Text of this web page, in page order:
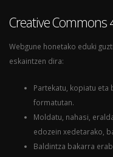
Creative Commons
Webgune honetako eduki
eskaintzen dira:
Partekatu, kopiatu
formatutan.
Moldatu, nahasi,
edozein xedetarako,
Baldintza bakarra